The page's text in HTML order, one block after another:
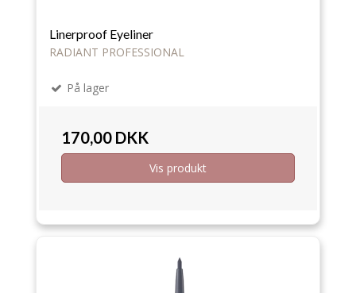
Linerproof Eyeliner
RADIANT PROFESSIONAL
På lager
170,00 DKK
Vis produkt